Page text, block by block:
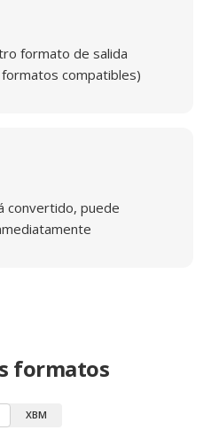
formato de salida
compatibles)
convertido, puede
formatos
XBM